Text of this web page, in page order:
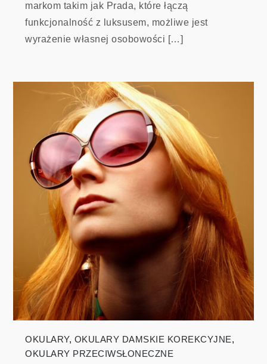
markom takim jak Prada, które łączą
funkcjonalność z luksusem, możliwe jest
wyrażenie własnej osobowości […]
OKULARY, OKULARY DAMSKIE KOREKCYJNE,
OKULARY PRZECIWSŁONECZNE